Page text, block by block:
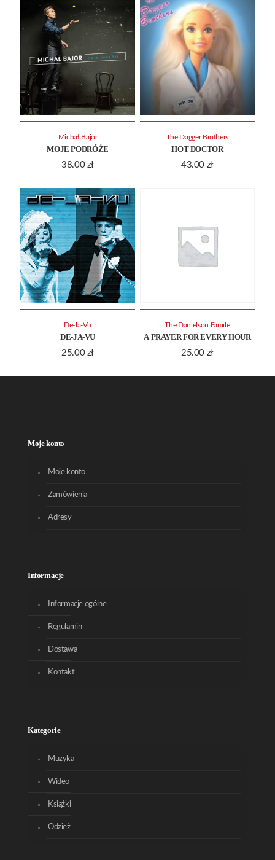
MOJE PODRÓŻE
38.00 zł
Michał Bajor
HOT DOCTOR
43.00 zł
The Dagger Brothers
DE-JA-VU
25.00 zł
De-Ja-Vu
A PRAYER FOR EVERY HOUR
25.00 zł
The Danielson Famile
Moje konto
Moje konto
Zamówienia
Adresy
Informacje
Informacje ogólne
Regulamin
Dostawa
Kontakt
Kategorie
Muzyka
Wideo
Książki
Odzież